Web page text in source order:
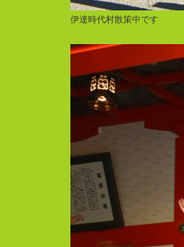
伊達時代村散策中です